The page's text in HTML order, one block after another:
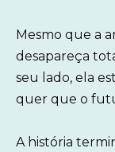
Mesmo que a
desapareça
seu lado, ela
quer que o
A história